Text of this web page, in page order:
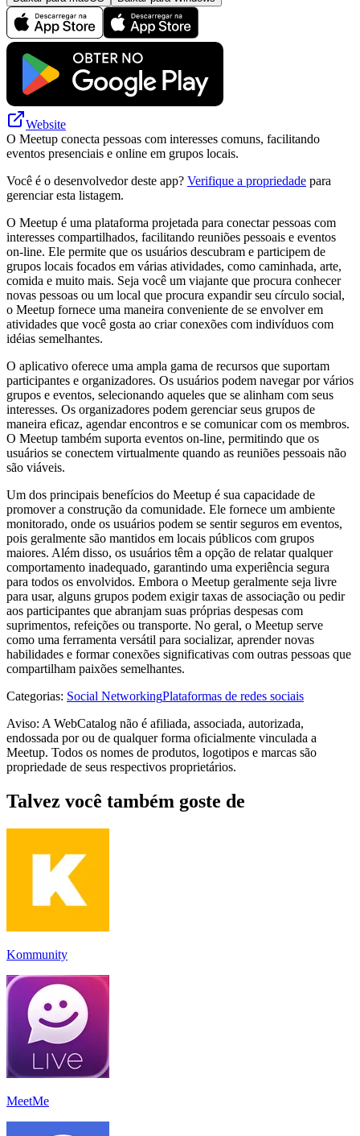
Website
O Meetup conecta pessoas com interesses comuns, facilitando
eventos presenciais e online em grupos locais.
Você é o desenvolvedor deste app? Verifique a propriedade para
gerenciar esta listagem.
O Meetup é uma plataforma projetada para conectar pessoas com
interesses compartilhados, facilitando reuniões pessoais e eventos
on-line. Ele permite que os usuários descubram e participem de
grupos locais focados em várias atividades, como caminhada, arte,
comida e muito mais. Seja você um viajante que procura conhecer
novas pessoas ou um local que procura expandir seu círculo social,
o Meetup fornece uma maneira conveniente de se envolver em
atividades que você gosta ao criar conexões com indivíduos com
idéias semelhantes.
O aplicativo oferece uma ampla gama de recursos que suportam
participantes e organizadores. Os usuários podem navegar por vários
grupos e eventos, selecionando aqueles que se alinham com seus
interesses. Os organizadores podem gerenciar seus grupos de
maneira eficaz, agendar encontros e se comunicar com os membros.
O Meetup também suporta eventos on-line, permitindo que os
usuários se conectem virtualmente quando as reuniões pessoais não
são viáveis.
Um dos principais benefícios do Meetup é sua capacidade de
promover a construção da comunidade. Ele fornece um ambiente
monitorado, onde os usuários podem se sentir seguros em eventos,
pois geralmente são mantidos em locais públicos com grupos
maiores. Além disso, os usuários têm a opção de relatar qualquer
comportamento inadequado, garantindo uma experiência segura
para todos os envolvidos. Embora o Meetup geralmente seja livre
para usar, alguns grupos podem exigir taxas de associação ou pedir
aos participantes que abranjam suas próprias despesas com
suprimentos, refeições ou transporte. No geral, o Meetup serve
como uma ferramenta versátil para socializar, aprender novas
habilidades e formar conexões significativas com outras pessoas que
compartilham paixões semelhantes.
Categorias: Social NetworkingPlataformas de redes sociais
Aviso: A WebCatalog não é afiliada, associada, autorizada,
endossada por ou de qualquer forma oficialmente vinculada a
Meetup. Todos os nomes de produtos, logotipos e marcas são
propriedade de seus respectivos proprietários.
Talvez você também goste de
Kommunity
MeetMe